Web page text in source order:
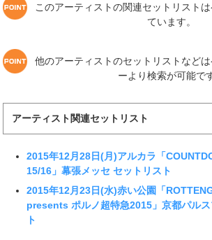
このアーティストの関連セットリスト
ています。
他のアーティストのセットリストなど
ーより検索が可能で
アーティスト関連セットリスト
2015年12月28日(月)アルカラ「
15/16」幕張メッセ セットリスト
2015年12月23日(水)赤い公園「
presents ポルノ超特急2015」京都パル
ト